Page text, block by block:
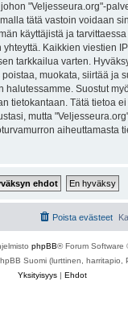
"Veljesseura.org"-
tätä vastoin voidaan
käyttäjistä ja
Kaikkien viestien
tarkkailua varten.
muokata, siirtää ja
halutessamme. Suostut
tietokantaan. Tätä tietoa
mutta
aiheuttamasta
Poista evästeet
phpBB® Forum Software
Suomi (lurttinen, harritapio,
Yksityisyys | Ehdot